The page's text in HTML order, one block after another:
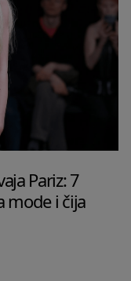
Pariz: 7
mode i čija